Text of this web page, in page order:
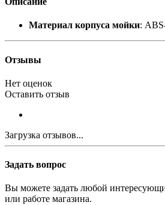
Материал корпуса мойки:
Отзывы
Нет оценок
Оставить отзыв
Загрузка отзывов...
Задать вопрос
Вы можете задать любой
или работе магазина.